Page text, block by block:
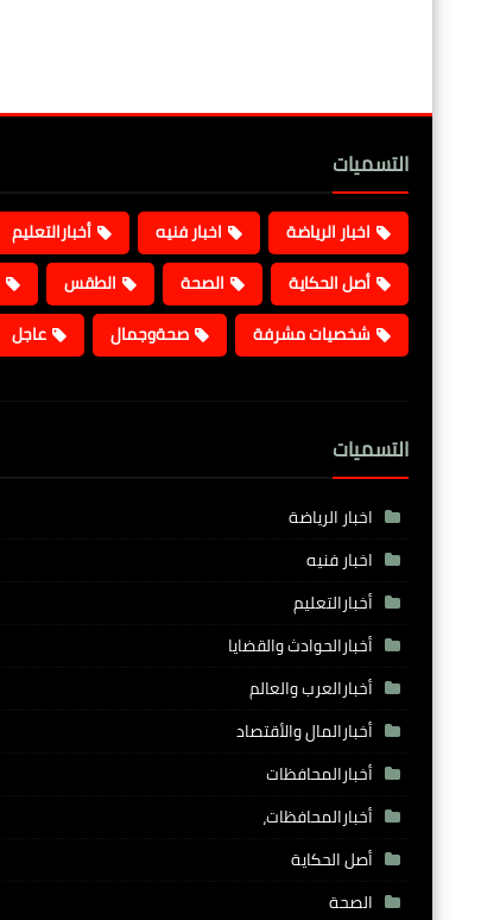
التسميات
اخبار الرياضة اخبار فنيه أخبارالتعليم
أصل الحكاية
الصحة الطقس
شخصيات مشرفة
صحةوجمال عاجل
التسميات
اخبار الرياضة
اخبار فنيه
أخبارالتعليم
أخبارالحوادث والقضايا
أخبارالعرب والعالم
أخبارالمال والأقتصاد
أخبارالمحافظات
أخبارالمحافظات،
أصل الحكاية
الصحة